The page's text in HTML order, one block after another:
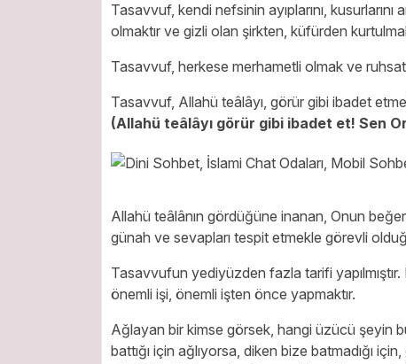
Tasavvuf, kendi nefsinin ayıplarını,
olmaktır ve gizli olan şirkten, küfürden
Tasavvuf, herkese merhametli olmak ve
Tasavvuf, Allahü teâlâyı, görür gibi ibadet
(Allahü teâlâyı görür gibi ibadet et! Sen
Allahü teâlânın gördüğüne inanan, Onun
günah ve sevapları tespit etmekle görevli
Tasavvufun yediyüzden fazla tarifi
önemli işi, önemli işten önce yapmaktır.
Ağlayan bir kimse görsek, hangi üzücü şeyin
battığı için ağlıyorsa, diken bize batmadığı